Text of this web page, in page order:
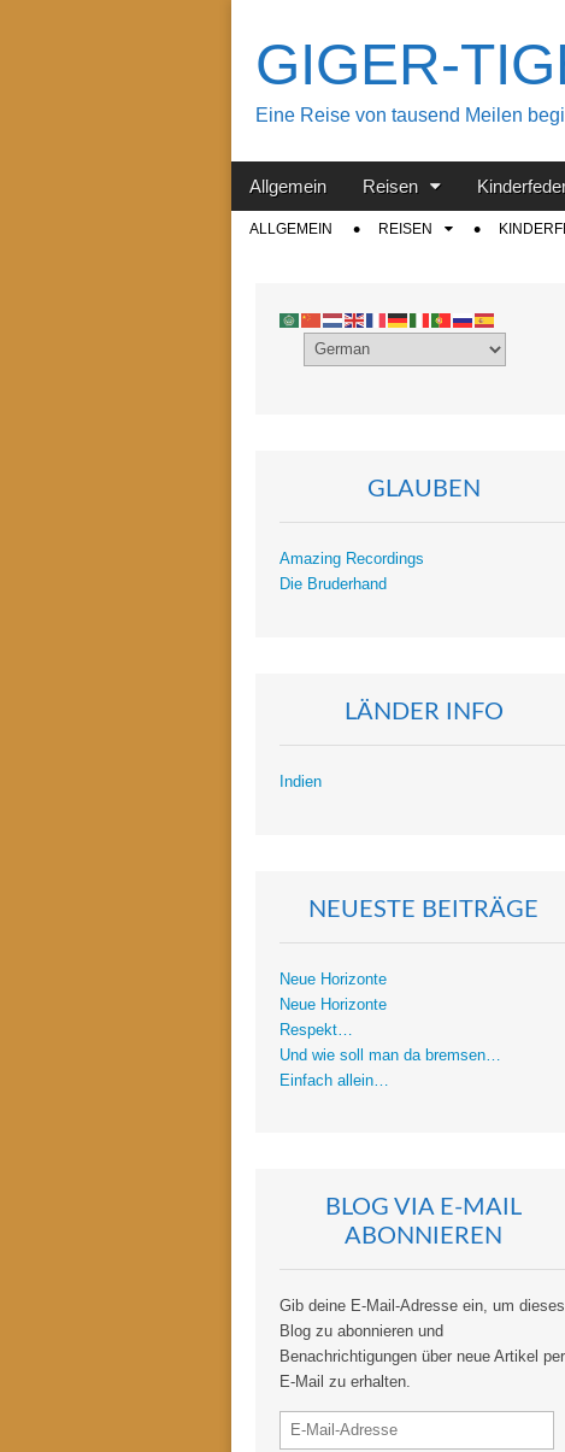
GIGER-
Eine Reise von tausend Meilen
Main
Skip
content
Allgemein Reisen
SubALLGEMEIN REISEN
GLAUBEN
Amazing Recordings
Die Bruderhand
LÄNDER INFO
Indien
NEUESTE BEITRÄGE
Neue Horizonte
Neue Horizonte
Respekt…
Und wie soll man da bremsen…
Einfach allein…
BLOG VIA E-MAIL
ABONNIEREN
Gib deine E-Mail-Adresse ein, um dieses
Blog zu abonnieren und
Benachrichtigungen über neue Artikel per
E-Mail zu erhalten.
E-
Mail-